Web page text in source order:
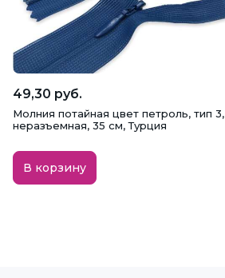
49,30 руб.
Молния потайная цвет петроль, тип 3,
неразъемная, 35 см, Турция
В корзину